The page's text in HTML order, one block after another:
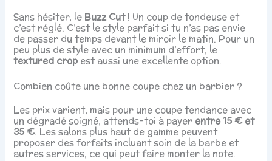
Sans hésiter, le Buzz Cut! Un coup de tondeuse et
c’est réglé. C’est le style parfait si tu n’as pas envie
de passer du temps devant le miroir le matin. Pour un
peu plus de style avec un minimum d’effort, le
textured crop est aussi une excellente option.
Combien coûte une bonne coupe chez un barbier ?
Les prix varient, mais pour une coupe tendance avec
un dégradé soigné, attends-toi à payer entre 15 € et
35 €. Les salons plus haut de gamme peuvent
proposer des forfaits incluant soin de la barbe et
autres services, ce qui peut faire monter la note.